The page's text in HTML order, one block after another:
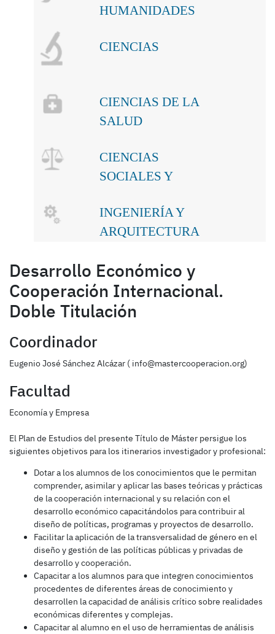
HUMANIDADES
CIENCIAS
CIENCIAS DE LA
SALUD
CIENCIAS
SOCIALES Y
INGENIERÍA Y
ARQUITECTURA
Desarrollo Económico y
Cooperación Internacional.
Doble Titulación
Coordinador
Eugenio José Sánchez Alcázar ( info@mastercooperacion.org)
Facultad
Economía y Empresa
El Plan de Estudios del presente Título de Máster persigue los
siguientes objetivos para los itinerarios investigador y profesional:
Dotar a los alumnos de los conocimientos que le permitan
comprender, asimilar y aplicar las bases teóricas y prácticas
de la cooperación internacional y su relación con el
desarrollo económico capacitándolos para contribuir al
diseño de políticas, programas y proyectos de desarrollo.
Facilitar la aplicación de la transversalidad de género en el
diseño y gestión de las políticas públicas y privadas de
desarrollo y cooperación.
Capacitar a los alumnos para que integren conocimientos
procedentes de diferentes áreas de conocimiento y
desarrollen la capacidad de análisis crítico sobre realidades
económicas diferentes y complejas.
Capacitar al alumno en el uso de herramientas de análisis